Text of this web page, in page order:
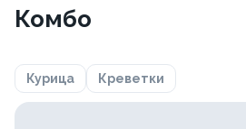
Комбо
Курица Креветки